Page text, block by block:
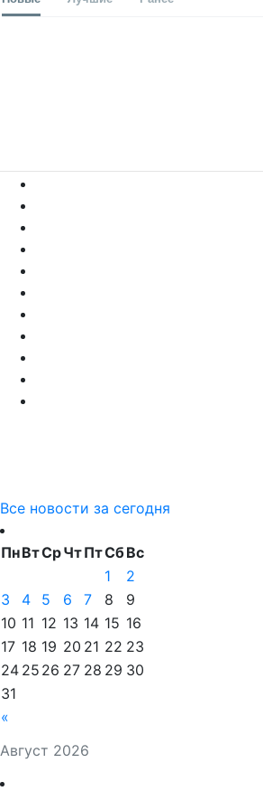
Все новости за сегодня
Август 2026
ПнВтСрЧтПтСбВс
«
1
2
3
4 5 6 7 8
9
10 11 12 13 14 15 16
17 18 19 20 21 22 23
24 25 26 27 28 29 30
31